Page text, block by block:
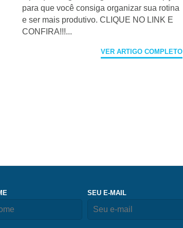
para que você consiga organizar sua rotina
e ser mais produtivo. CLIQUE NO LINK E
CONFIRA!!!...
VER ARTIGO COMPLETO
SEU E-MAIL